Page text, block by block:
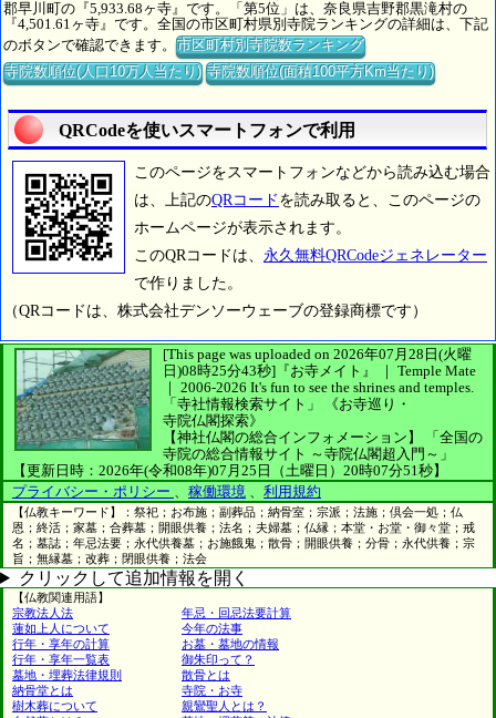
郡早川町の『5,933.68ヶ寺』です。「第5位」は、奈良県吉野郡黒滝村の
『4,501.61ヶ寺』です。全国の市区町村県別寺院ランキングの詳細は、下記
のボタンで確認できます。市区町村別寺院数ランキング
寺院数順位(人口10万人当たり) 寺院数順位(面積100平方Km当たり)
QRCodeを使いスマートフォンで利用
このページをスマートフォンなどから読み込む場合
は、上記のQRコード を読み取ると、このページの
ホームページが表示されます。
このQRコードは、 永久無料QRCodeジェネレーター
で作りました。
（QRコードは、株式会社デンソーウェーブの登録商標です）
[This page was uploaded on 2026年07月28日(火曜
日)08時25分43秒] 『お寺メイト』 ｜ Temple Mate
｜ 2006-2026 It's fun to see the shrines and temples.
「寺社情報検索サイト」
《お寺巡り・
寺院仏閣探索》
【神社仏閣の総合インフォメーション】
「全国の
寺院の総合情報サイト ～寺院仏閣超入門～」
【更新日時：2026年(令和08年)07月25日（土曜日）20時07分51秒】
プライバシー・ポリシー
稼働環境 利用規約
【仏教キーワード】：祭祀；お布施；副葬品；納骨室；宗派；法施；倶会一処；仏
恩；終活；家墓；合葬墓；開眼供養；法名；夫婦墓；仏縁；本堂・お堂・御々堂；戒
名；墓誌；年忌法要；永代供養墓；お施餓鬼；散骨；開眼供養；分骨；永代供養；宗
旨；無縁墓；改葬；閉眼供養；法会
クリックして追加情報を開く
【仏教関連用語】
宗教法人法
年忌・回忌法要計算
蓮如上人について
今年の法事
行年・享年の計算
お墓・墓地の情報
行年・享年一覧表
御朱印って？
墓地・埋葬法律規則
散骨とは
納骨堂とは
寺院・お寺
樹木葬について
親鸞聖人とは？